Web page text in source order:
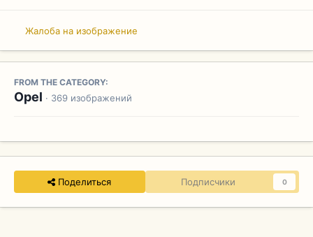
Жалоба на изображение
FROM THE CATEGORY:
Opel · 369 изображений
Поделиться Подписчики 0